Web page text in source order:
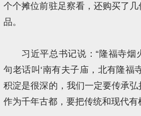
个个摊位前驻足察看，还购买了
品。
习近平总书记说：“隆福寺烟
句老话叫‘南有夫子庙，北有隆福
积淀是很深的，我们一定要传承弘
作为千年古都，要把传统和现代有